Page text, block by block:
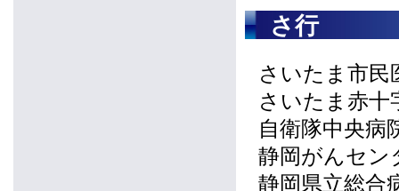
さ行
さいたま市
さいたま赤十
自衛隊中央
静岡がんセン
静岡県立総